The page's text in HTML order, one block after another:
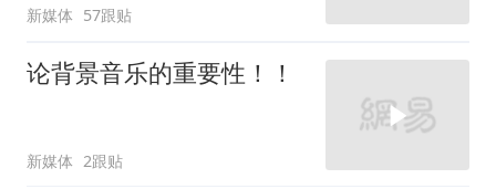
新媒体 57跟贴
论背景音乐的重要性！！
新媒体 2跟贴